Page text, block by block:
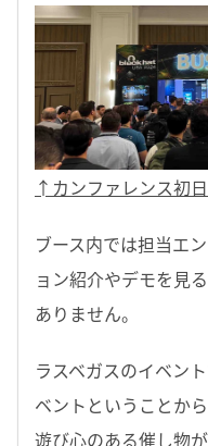
↑カンファレンス初
ブース内では担当エ
ョン紹介やデモを見
ありません。
ラスベガスのイベン
ベントということか
遊び心のある催し物